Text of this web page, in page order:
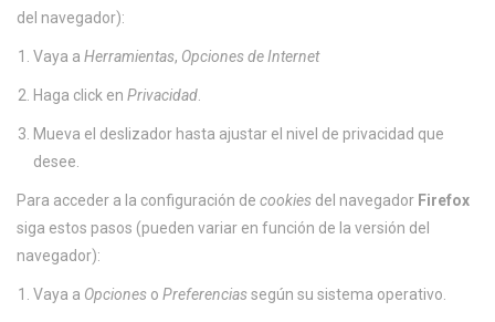
del navegador):
Vaya a Herramientas, Opciones de Internet
Haga click en Privacidad
Mueva el deslizador hasta ajustar el nivel de privacidad que
desee.
Para acceder a la configuración de cookies del navegador Firefox
siga estos pasos (pueden variar en función de la versión del
navegador):
Vaya a Opciones o Preferenciassegún su sistema operativo.